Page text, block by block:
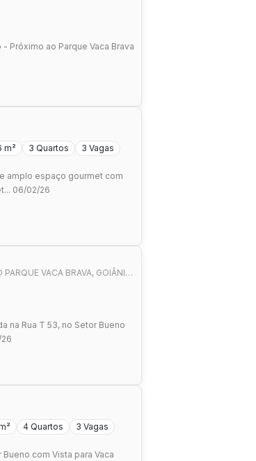
Próximo ao Parque Vaca Brava
m² 3 Quartos 3 Vagas
amplo espaço gourmet com
06/02/26
VACA BRAVA, GOIÂNIA
na Rua T 53, no Setor Bueno
4 Quartos 3 Vagas
com Vista para Vaca